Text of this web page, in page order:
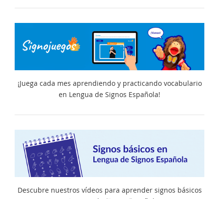
¡Juega cada mes aprendiendo y practicando vocabulario
en Lengua de Signos Española!
Descubre nuestros vídeos para aprender signos básicos